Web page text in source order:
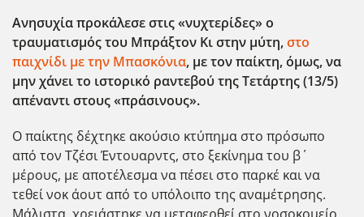
Ανησυχία προκάλεσε στις «νυχτερίδες» ο
τραυματισμός του Μπράξτον Κι στην μύτη,στο
παιχνίδι με την Μπασκόνια, με τον παίκτη, όμως, να
μην χάνει το ιστορικό ραντεβού της Τετάρτης (13/5)
απέναντι στους «πράσινους».
Ο παίκτης δέχτηκε ακούσιο κτύπημα στο πρόσωπο
από τον Τζέσι Έντουαρντς, στο ξεκίνημα του β΄
μέρους, με αποτέλεσμα να πέσει στο παρκέ και να
τεθεί νοκ άουτ από το υπόλοιπο της αναμέτρησης.